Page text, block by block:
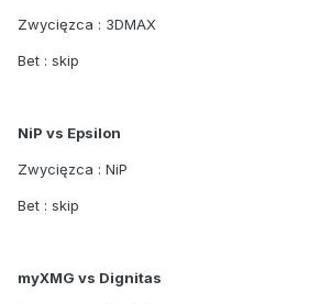
Zwycięzca : 3DMAX
Bet : skip
NiP vs Epsilon
Zwycięzca : NiP
Bet : skip
myXMG vs Dignitas